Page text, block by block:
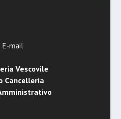
E-mail
Vescovile
Cancelleria